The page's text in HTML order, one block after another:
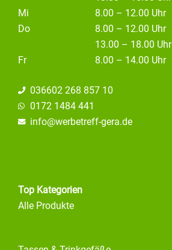
Mi
8.00 – 12.00 Uhr
Do
8.00 – 12.00 Uhr
13.00 – 18.00 Uhr
Fr
8.00 – 14.00 Uhr
036602 268 857 10
0172 1484 441
info@werbetreff-gera.de
Top Kategorien
Alle Produkte